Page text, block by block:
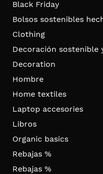
Black Friday
Bolsos sostenibles
Clothing
Decoración sostenible
Decoration
Hombre
Home textiles
Laptop accesories
Libros
Organic basics
Rebajas %
Rebajas %